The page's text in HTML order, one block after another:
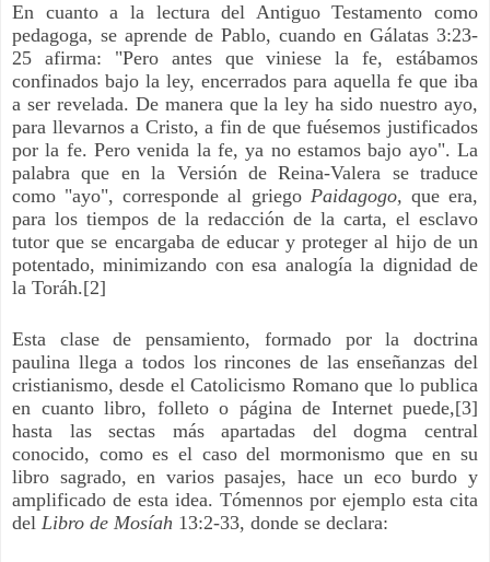
En cuanto a la lectura del Antiguo Testamento como
pedagoga, se aprende de Pablo, cuando en Gálatas 3:23-
25 afirma: "Pero antes que viniese la fe, estábamos
confinados bajo la ley, encerrados para aquella fe que iba
a ser revelada. De manera que la ley ha sido nuestro ayo,
para llevarnos a Cristo, a fin de que fuésemos justificados
por la fe. Pero venida la fe, ya no estamos bajo ayo". La
palabra que en la Versión de Reina-Valera se traduce
como "ayo", corresponde al griego Paidagogo, que era,
para los tiempos de la redacción de la carta, el esclavo
tutor que se encargaba de educar y proteger al hijo de un
potentado, minimizando con esa analogía la dignidad de
la Toráh.[2]
Esta clase de pensamiento, formado por la doctrina
paulina llega a todos los rincones de las enseñanzas del
cristianismo, desde el Catolicismo Romano que lo publica
en cuanto libro, folleto o página de Internet puede,[3]
hasta las sectas más apartadas del dogma central
conocido, como es el caso del mormonismo que en su
libro sagrado, en varios pasajes, hace un eco burdo y
amplificado de esta idea. Tómennos por ejemplo esta cita
del Libro de Mosíah 13:2-33, donde se declara: